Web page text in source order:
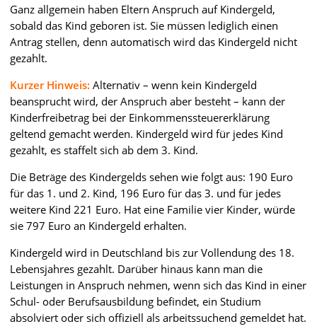
Ganz allgemein haben Eltern Anspruch auf Kindergeld,
sobald das Kind geboren ist. Sie müssen lediglich einen
Antrag stellen, denn automatisch wird das Kindergeld nicht
gezahlt.
Kurzer Hinweis: Alternativ – wenn kein Kindergeld
beansprucht wird, der Anspruch aber besteht – kann der
Kinderfreibetrag bei der Einkommenssteuererklärung
geltend gemacht werden. Kindergeld wird für jedes Kind
gezahlt, es staffelt sich ab dem 3. Kind.
Die Beträge des Kindergelds sehen wie folgt aus: 190 Euro
für das 1. und 2. Kind, 196 Euro für das 3. und für jedes
weitere Kind 221 Euro. Hat eine Familie vier Kinder, würde
sie 797 Euro an Kindergeld erhalten.
Kindergeld wird in Deutschland bis zur Vollendung des 18.
Lebensjahres gezahlt. Darüber hinaus kann man die
Leistungen in Anspruch nehmen, wenn sich das Kind in einer
Schul- oder Berufsausbildung befindet, ein Studium
absolviert oder sich offiziell als arbeitssuchend gemeldet hat.